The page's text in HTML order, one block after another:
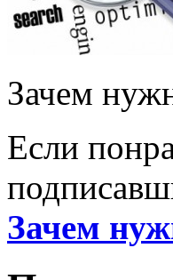
Зачем
Если
Зачем